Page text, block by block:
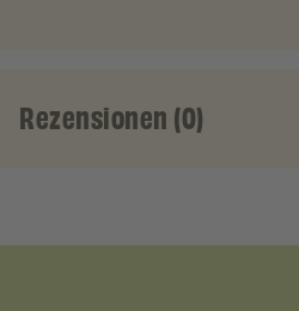
Rezensionen (0)